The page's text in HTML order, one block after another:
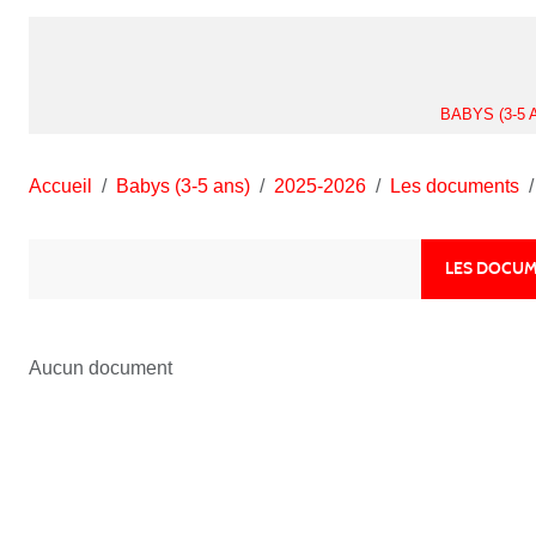
BABYS (3-5
Accueil Babys (3-5 ans) 2025-2026 Les documents
LES
Aucun document